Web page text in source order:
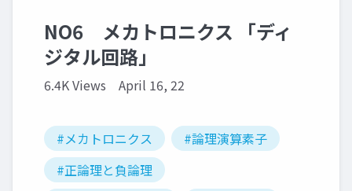
NO6 メカトロニクス 「ディ
ジタル回路」
6.4K Views April 16, 22
#メカトロニクス
#論理演算素子
#正論理と負論理